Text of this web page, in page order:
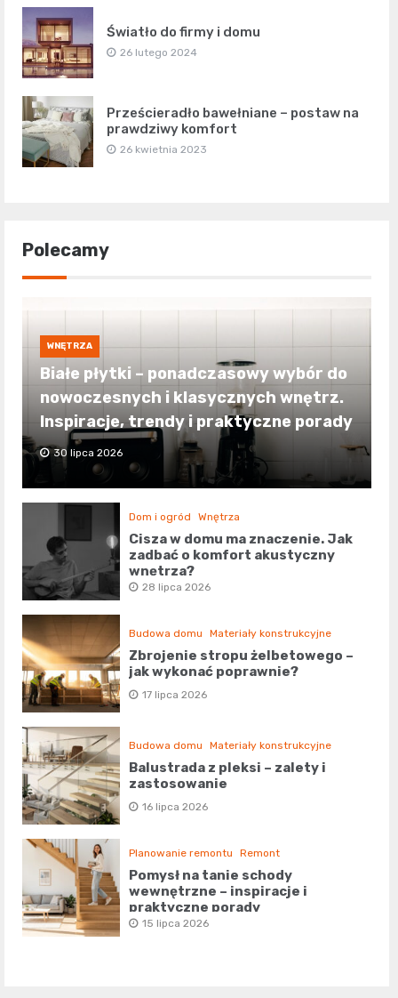
Światło do firmy i domu
26 lutego 2024
Prześcieradło bawełniane – postaw na
prawdziwy komfort
26 kwietnia 2023
Polecamy
WNĘTRZA
Białe płytki – ponadczasowy wybór do
nowoczesnych i klasycznych wnętrz.
Inspiracje, trendy i praktyczne porady
30 lipca 2026
Dom i ogród Wnętrza
Cisza w domu ma znaczenie. Jak
zadbać o komfort akustyczny
wnętrza?
28 lipca 2026
Budowa domu Materiały konstrukcyjne
Zbrojenie stropu żelbetowego –
jak wykonać poprawnie?
17 lipca 2026
Budowa domu Materiały konstrukcyjne
Balustrada z pleksi – zalety i
zastosowanie
16 lipca 2026
Planowanie remontu Remont
Pomysł na tanie schody
wewnętrzne – inspiracje i
praktyczne porady
15 lipca 2026